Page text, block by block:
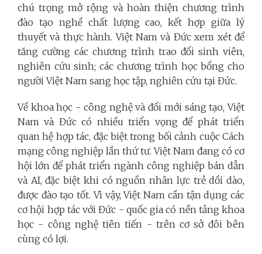
chú trọng mở rộng và hoàn thiện chương trình
đào tạo nghề chất lượng cao, kết hợp giữa lý
thuyết và thực hành. Việt Nam và Đức xem xét để
tăng cường các chương trình trao đổi sinh viên,
nghiên cứu sinh; các chương trình học bổng cho
người Việt Nam sang học tập, nghiên cứu tại Đức.
Về khoa học - công nghệ và đổi mới sáng tạo, Việt
Nam và Đức có nhiều triển vọng để phát triển
quan hệ hợp tác, đặc biệt trong bối cảnh cuộc Cách
mạng công nghiệp lần thứ tư. Việt Nam đang có cơ
hội lớn để phát triển ngành công nghiệp bán dẫn
và AI, đặc biệt khi có nguồn nhân lực trẻ dồi dào,
được đào tạo tốt. Vì vậy, Việt Nam cần tận dụng các
cơ hội hợp tác với Đức - quốc gia có nền tảng khoa
học - công nghệ tiên tiến - trên cơ sở đôi bên
cùng có lợi.